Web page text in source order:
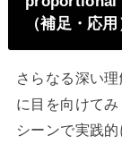
（補足・応用
さらなる深い
に目を向けて
シーンで実践